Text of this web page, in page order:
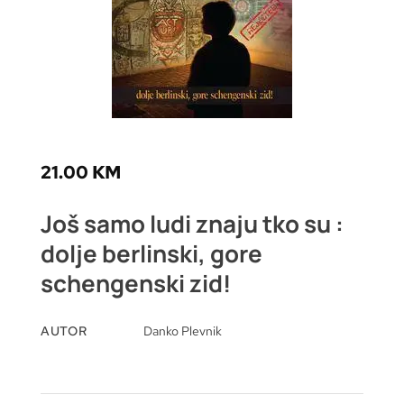
21.00 KM
Još samo ludi znaju tko su :
dolje berlinski, gore
schengenski zid!
AUTOR Danko Plevnik